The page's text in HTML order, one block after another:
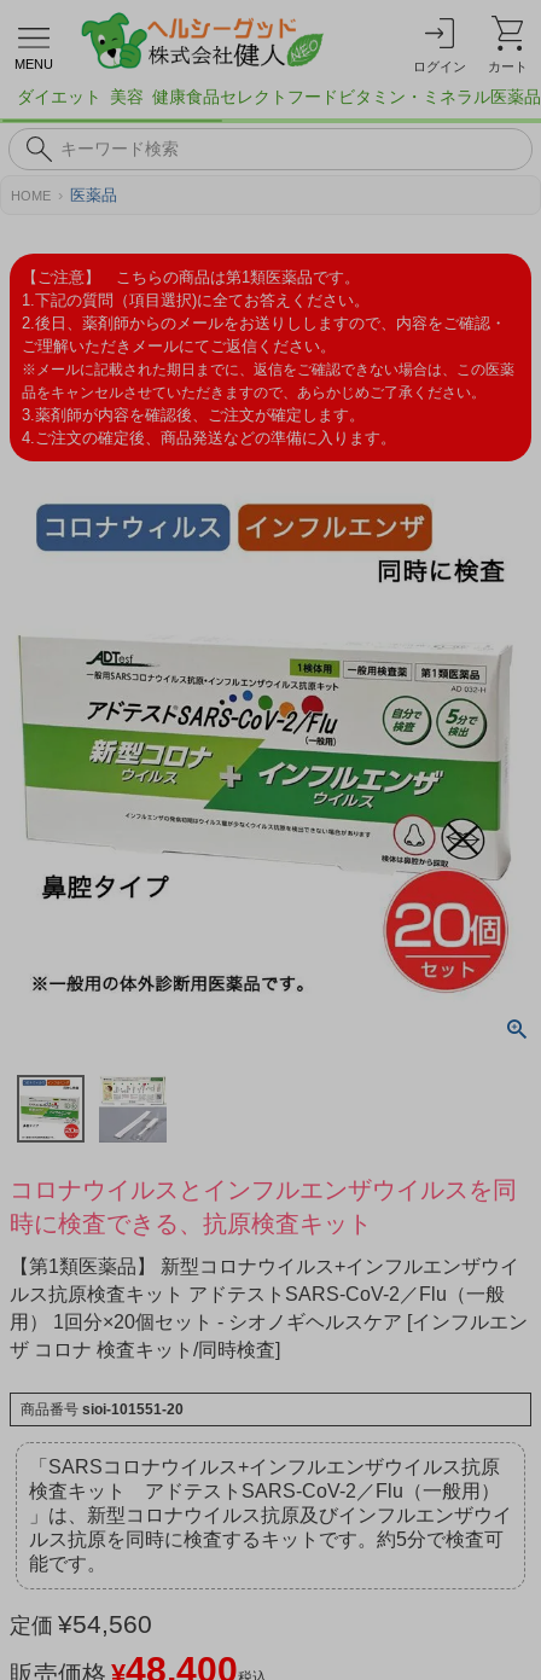
MENU ログイン カート
ダイエット 美容 健康食品セレクトフード ビタミン・ミネラル医薬品
HOME 医薬品
【ご注意】 こちらの商品は第1類医薬品です。
1.下記の質問（項目選択)に全てお答えください。
2.後日、薬剤師からのメールをお送りししますので、内容をご確認・
ご理解いただきメールにてご返信ください。
※メールに記載された期日までに、返信をご確認できない場合は、この医薬
品をキャンセルさせていただきますので、あらかじめご了承ください。
3.薬剤師が内容を確認後、ご注文が確定します。
4.ご注文の確定後、商品発送などの準備に入ります。
コロナウイルスとインフルエンザウイルスを同
時に検査できる、抗原検査キット
【第1類医薬品】 新型コロナウイルス+インフルエンザウイ
ルス抗原検査キット アドテストSARS-CoV-2／Flu（一般
用） 1回分×20個セット - シオノギヘルスケア [インフルエン
ザ コロナ 検査キット/同時検査]
商品番号 sioi-101551-20
「SARSコロナウイルス+インフルエンザウイルス抗原
検査キット アドテストSARS-CoV-2／Flu（一般用）
」は、新型コロナウイルス抗原及びインフルエンザウイ
ルス抗原を同時に検査するキットです。約5分で検査可
能です。
定価 ¥54,560
販売価格 ¥48,400